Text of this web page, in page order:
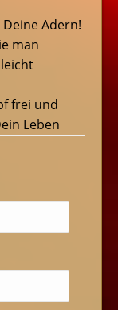
Adern!
man
frei und
Leben